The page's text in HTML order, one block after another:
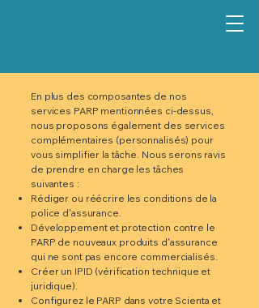
En plus des composantes de nos
services PARP mentionnées ci-dessus,
nous proposons également des services
complémentaires (personnalisés) pour
vous simplifier la tâche. Nous serons ravis
de prendre en charge les tâches
suivantes :
Rédiger ou réécrire les conditions de la
police d'assurance.
Développement et protection contre le
PARP de nouveaux produits d'assurance
qui ne sont pas encore commercialisés.
Créer un IPID (vérification technique et
juridique).
Configurez le PARP dans votre Scienta et